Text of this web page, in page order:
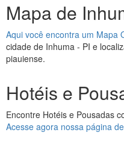
Mapa de
Aqui você encontra um Mapa
cidade de Inhuma - PI e
piauiense.
Hotéis e
Encontre Hotéis e Pousadas
Acesse agora nossa página